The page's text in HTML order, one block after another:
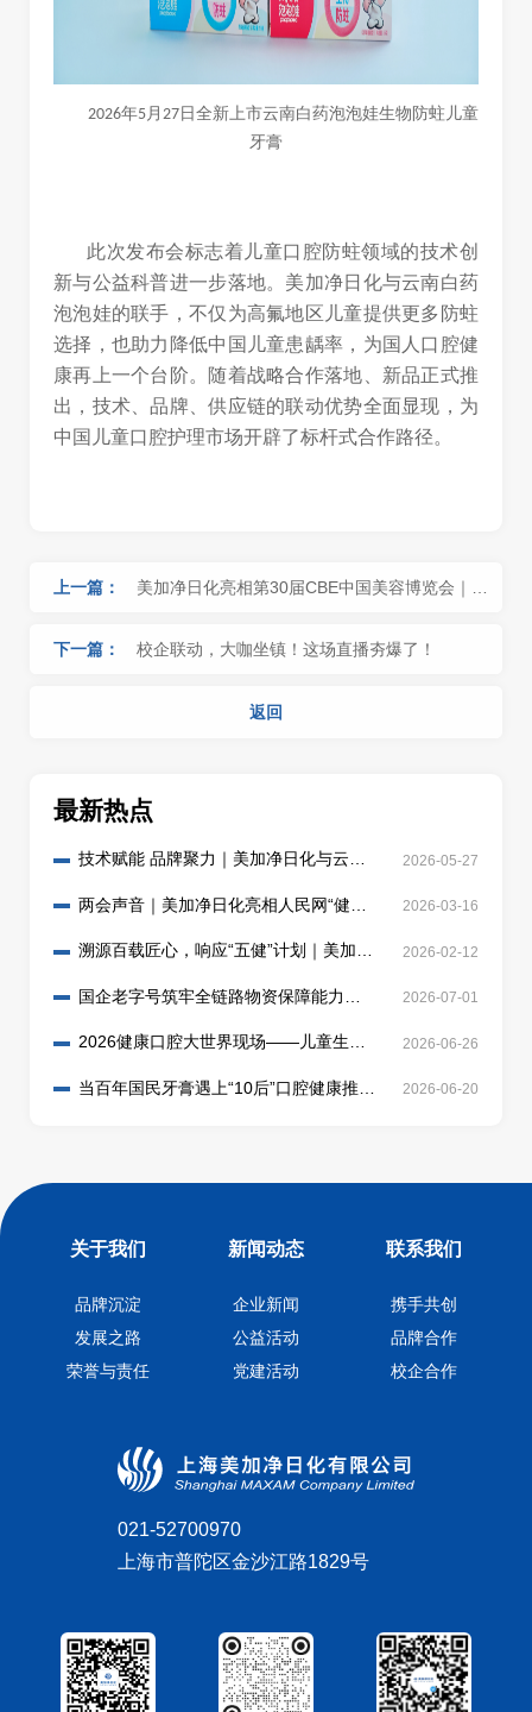
2026年5月27日全新上市云南白药泡泡娃生物防蛀儿童
牙膏
此次发布会标志着儿童口腔防蛀领域的技术创
新与公益科普进一步落地。美加净日化与云南白药
泡泡娃的联手，不仅为高氟地区儿童提供更多防蛀
选择，也助力降低中国儿童患龋率，为国人口腔健
康再上一个台阶。随着战略合作落地、新品正式推
出，技术、品牌、供应链的联动优势全面显现，为
中国儿童口腔护理市场开辟了标杆式合作路径。
上一篇： 美加净日化亮相第30届CBE中国美容博览会｜百
年国货焕新表达引关注
下一篇： 校企联动，大咖坐镇！这场直播夯爆了！
返回
最新热点
技术赋能 品牌聚力｜美加净日化与云南
2026-05-27
两会声音｜美加净日化亮相人民网“健康
2026-03-16
溯源百载匠心，响应“五健”计划｜美加净
2026-02-12
国企老字号筑牢全链路物资保障能力，
2026-07-01
2026健康口腔大世界现场——儿童生物
2026-06-26
当百年国民牙膏遇上“10后”口腔健康推广
2026-06-20
关于我们
品牌沉淀
发展之路
荣誉与责任
新闻动态
企业新闻
公益活动
党建活动
联系我们
携手共创
品牌合作
校企合作
021-52700970
上海市普陀区金沙江路1829号